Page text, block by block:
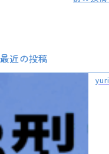
最近の投稿